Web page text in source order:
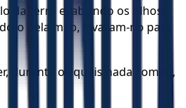
da terra e, abrindo os olhos,
o pela mão, levaram-no para
durante os quais nada comeu,